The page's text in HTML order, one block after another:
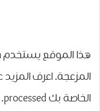
هذا الموقع يستخدم
المزعجة.اعرف المزيد
الخاصة بك processed
.